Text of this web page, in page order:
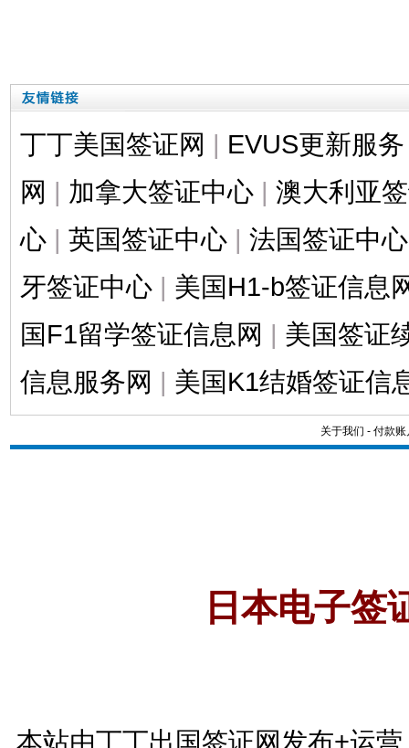
丁丁美国签证网 | EVUS更新服务
网 | 加拿大签证中心 | 澳大利亚
心 | 英国签证中心 | 法国签证中心
牙签证中心 | 美国H1-b签证信息
国F1留学签证信息网 | 美国签证
信息服务网 | 美国K1结婚签证信
关于我们 - 付款账
日本电子签
本站由丁丁出国签证网发布+运